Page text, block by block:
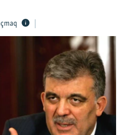
STANDARTLARIMIZ